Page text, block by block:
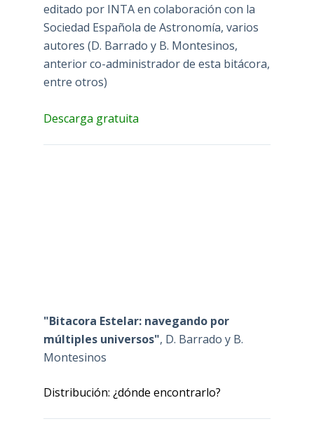
editado por INTA en colaboración con la
Sociedad Española de Astronomía, varios
autores (D. Barrado y B. Montesinos,
anterior co-administrador de esta bitácora,
entre otros)
Descarga gratuita
"Bitacora Estelar: navegando por
múltiples universos", D. Barrado y B.
Montesinos
Distribución: ¿dónde encontrarlo?